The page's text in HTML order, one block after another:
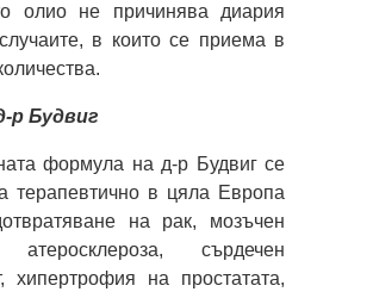
олио не причинява диария
в които се приема в
р Будвиг
формула на д-р Будвиг се
терапевтично в цяла Европа
на рак, мозъчен
атеросклероза, сърдечен
хипертрофия на простатата,